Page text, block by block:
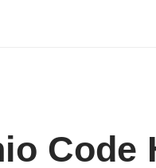
Code